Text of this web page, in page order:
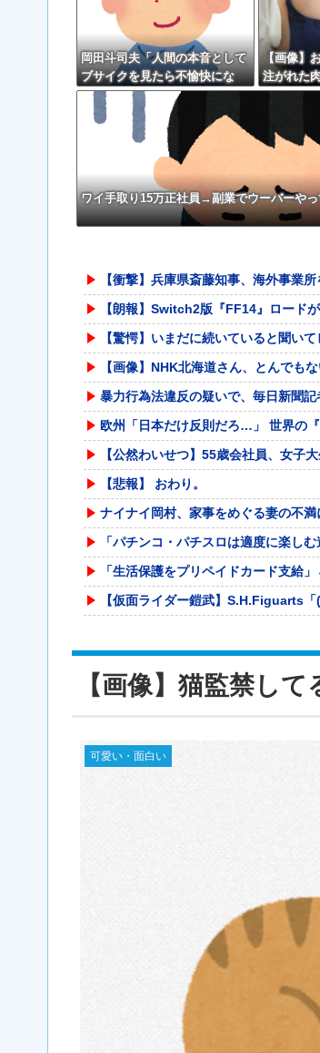
岡田斗司夫「人間の本音として
ブサイクを見たら不愉快にな
る。この責任をどうとるんだ」
【画像】
注がれた
wwwwww
ワイ手取り15万正社員→副業でウーバーや
【衝撃】兵庫県斎藤知事、海外事業
【朗報】Switch2版『FF14』ロードが
【驚愕】いまだに続いていると聞い
【画像】NHK北海道さん、とんでも
暴力行為法違反の疑いで、毎日新聞記
欧州「日本だけ反則だろ…」 世界の『
【公然わいせつ】55歳会社員、女子
【悲報】 おわり。
ナイナイ岡村、家事をめぐる妻の不
「パチンコ・パチスロは適度に楽し
「生活保護をプリペイドカード支給
【仮面ライダー鎧武】S.H.Figuarts「(
【衝撃】ビールだけ注ぐと倒れる！
【速報】れいわ新選組さん「いのちの
【動画】サッカーの試合中の落雷で
白峰ミウ 中田氏 「僕のことなんて好
【動画】 クソガキロケット、怖すぎ
元F1王者ハッキネン、フェルスタペ
【悲報】名探偵プリキュアさん、前作
海外「全部日本の真似だったのか…」
【画像】猫監禁して
可愛い・面白い